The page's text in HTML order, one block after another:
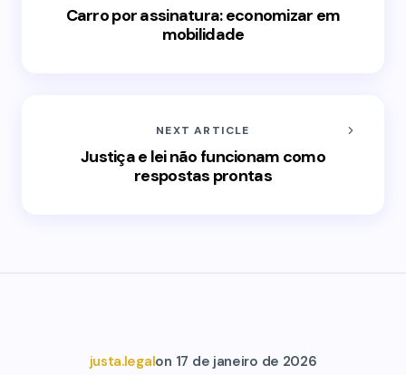
Carro por assinatura: economizar em
mobilidade
NEXT ARTICLE
Justiça e lei não funcionam como
respostas prontas
justa.legalon 17 de janeiro de 2026